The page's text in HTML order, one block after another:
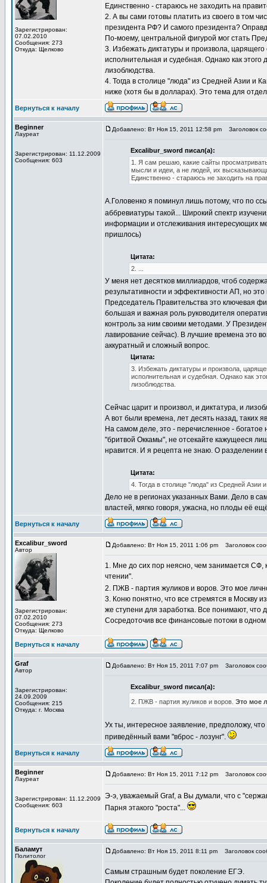
Зарегистрирован:
07.02.2010
Сообщения: 273
Откуда: Щелково
Единственно - стараюсь не заходить на
2. А вы сами готовы платить из своего в том
президента РФ? И самого президента?
По-моему, центральной фигурой мог стать
3. Избежать диктатуры и произвола,
исполнительная и судебная. Однако как
лизоблюдства.
4. Тогда в столице "люда" из Средней Азии и
ниже (хотя бы в долларах). Это тема для
Вернуться к началу
Beginner
Лауреат
Зарегистрирован: 11.12.2009
Сообщения: 603
Добавлено: Вт Ноя 15, 2011 12:58 pm Заголовок
Excalibur_sword писал(а):
1. Я сам решаю, какие сайты
мысли и идеи, а не людей, их
Единственно - стараюсь не заходить на
А.Головенко я поминул лишь потому, что по
аббревиатуры такой... Широкий спектр
информации и отслеживания интересующих
пришлось)
Цитата:
2. ...
У меня нет десятков миллиардов, чтоб
результативности и эффективности АП, но
Председатель Правительства это ключевая
большая и важная роль руководителя
контроль за ним своими методами. У
лавирование сейчас). В лучшие времена это
аккуратный и сложный вопрос.
Цитата:
3. Избежать диктатуры и произвола,
исполнительная и судебная. Однако как
лизоблюдства.
Сейчас царит и произвол, и диктатура, и
А вот были времена, лет десять назад, таких
На самом деле, это - перечисленное - богатое
"бритвой Оккамы", не отсекайте кажущееся
нравится. И я рецепта не знаю. О разделении
Цитата:
4. Тогда в столице "люда" из Средней Азии
Дело не в регионах указанных Вами. Дело в
властей, мягко говоря, ужасна, но плоды её
Вернуться к началу
Excalibur_sword
Автор
Зарегистрирован:
07.02.2010
Сообщения: 273
Откуда: Щелково
Добавлено: Вт Ноя 15, 2011 1:06 pm Заголовок
1. Мне до сих пор неясно, чем занимается
чтении".
2. ПЖВ - партия жуликов и воров. Это мое
3. Коню понятно, что все стремятся в Москву
же ступени для заработка. Все понимают, что
Сосредоточив все финансовые потоки в одном
Вернуться к началу
Graf
Автор
Зарегистрирован:
24.09.2009
Сообщения: 215
Откуда: г. Москва
Добавлено: Вт Ноя 15, 2011 7:07 pm Заголовок
Excalibur_sword писал(а):
2. ПЖВ - партия жуликов и воров. Это мое
Ух ты, интересное заявление, предположу,
приведённый вами "вброс - лозунг".
Вернуться к началу
Beginner
Лауреат
Зарегистрирован: 11.12.2009
Сообщения: 603
Добавлено: Вт Ноя 15, 2011 7:12 pm Заголовок
Э-э, уважаемый Graf, а Вы думали, что с
Парня этакого "роста"...
Вернуться к началу
Баламут
Политолог
Добавлено: Вт Ноя 15, 2011 8:11 pm Заголовок
Самым страшным будет поколение ЕГЭ.